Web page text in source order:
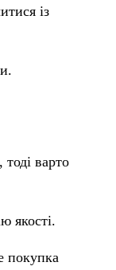
із
варто
якості.
покупка